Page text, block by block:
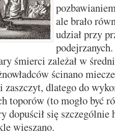
ale brało
udział przy
śmierci zależał w
ścinano
zaszczyt, dlatego do
toporów (to mogło być
dopuścił się szczególnie
wieszano.